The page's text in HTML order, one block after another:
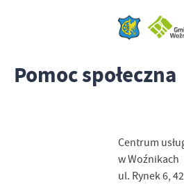
Pomoc społeczna
Centrum
w Woźnikach
ul. Rynek 6,